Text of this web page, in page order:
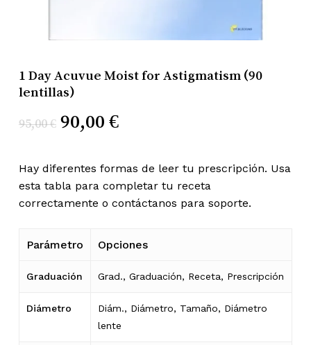
1 Day Acuvue Moist for Astigmatism (90
lentillas)
95,00€ El
original
era:
95,00 €.
90,00 €El
actual
es:
90,00 €.
Hay diferentes formas de leer tu prescripción. Usa
esta tabla para completar tu receta
correctamente o contáctanos para soporte.
Parámetro Opciones
Graduación Grad., Graduación, Receta, Prescripción
Diámetro
Diám., Diámetro, Tamaño, Diámetro
lente
Correo electrónico
Guarda mi nombre, correo
electrónico y web en este navegador
para la próxima vez que comente.